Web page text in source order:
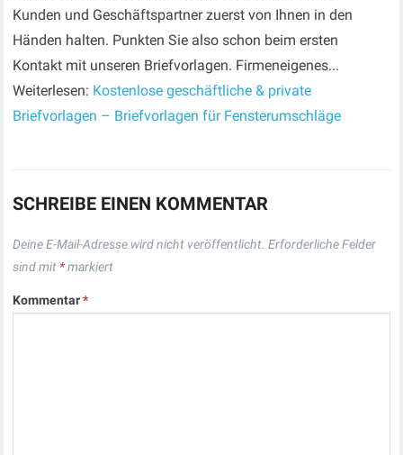
Kunden und Geschäftspartner zuerst von Ihnen in den
Händen halten. Punkten Sie also schon beim ersten
Kontakt mit unseren Briefvorlagen. Firmeneigenes...
Weiterlesen: Kostenlose geschäftliche & private
Briefvorlagen – Briefvorlagen für Fensterumschläge
SCHREIBE EINEN KOMMENTAR
Deine E-Mail-Adresse wird nicht veröffentlicht. Erforderliche Felder
sind mit *markiert
Kommentar*